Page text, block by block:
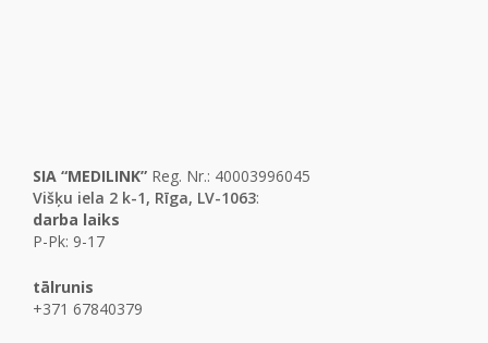
SIA “MEDILINK” Reg. Nr.: 40003996045
Višķu iela 2 k-1, Rīga, LV-1063:
darba laiks
P-Pk: 9-17
tālrunis
+371 67840379